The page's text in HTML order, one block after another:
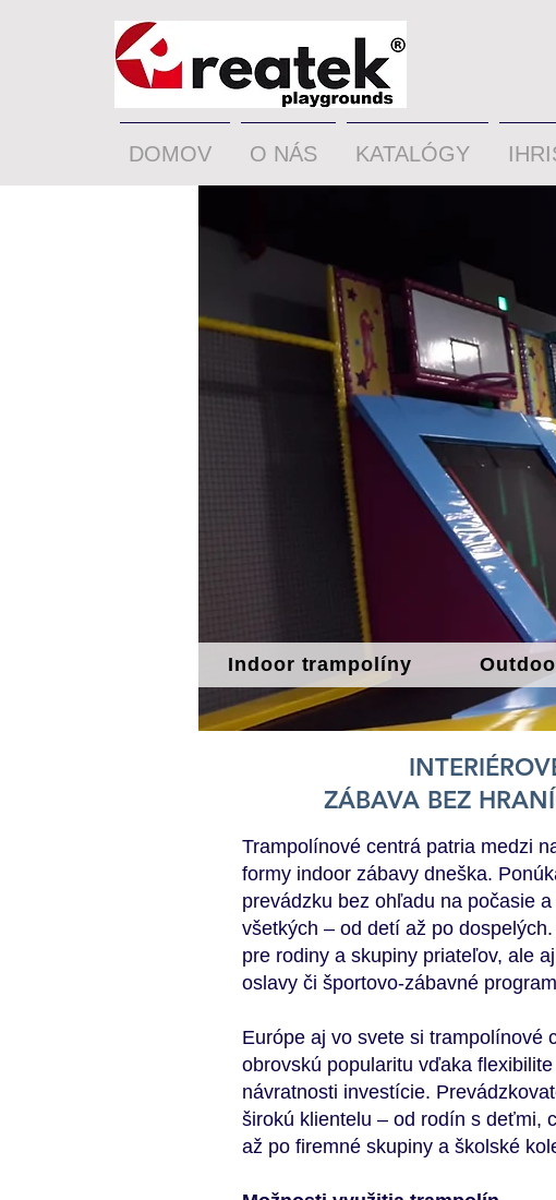
DOMOV O NÁS KATALÓGY
Indoor trampolíny
ZÁBAVA BEZ
Trampolínové centrá patria medzi
formy indoor zábavy dneška.
prevádzku bez ohľadu na počasie
všetkých – od detí až po
pre rodiny a skupiny priateľov, ale
oslavy či športovo-zábavné
Európe aj vo svete si trampolínové
obrovskú popularitu vďaka
návratnosti investície.
širokú klientelu – od rodín s deťmi,
až po firemné skupiny a školské